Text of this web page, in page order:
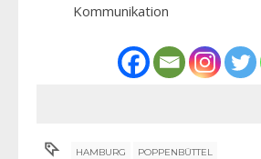
Kommunikation
HAMBURG POPPENBÜTTEL